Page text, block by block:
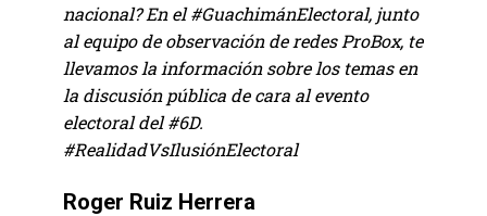
nacional? En el #GuachimánElectoral, junto
al equipo de observación de redes ProBox, te
llevamos la información sobre los temas en
la discusión pública de cara al evento
electoral del #6D.
#RealidadVsIlusiónElectoral
Roger Ruiz Herrera